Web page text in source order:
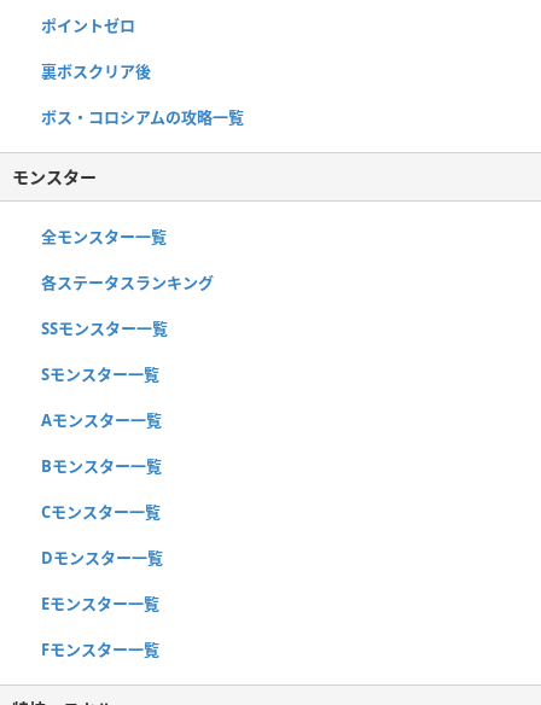
ポイントゼロ
裏ボスクリア後
ボス・コロシアムの攻略一覧
モンスター
全モンスター一覧
各ステータスランキング
SSモンスター一覧
Sモンスター一覧
Aモンスター一覧
Bモンスター一覧
Cモンスター一覧
Dモンスター一覧
Eモンスター一覧
Fモンスター一覧